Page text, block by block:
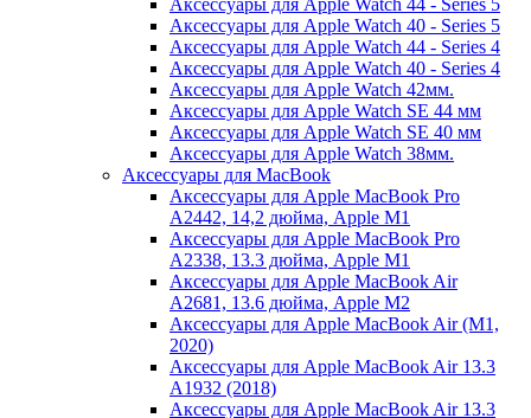
Аксессуары для Apple Watch 40 - Series 5
Аксессуары для Apple Watch 44 - Series 4
Аксессуары для Apple Watch 40 - Series 4
Аксессуары для Apple Watch 42мм.
Аксессуары для Apple Watch SE 44 мм
Аксессуары для Apple Watch SE 40 мм
Аксессуары для Apple Watch 38мм.
Аксессуары для MacBook
Аксессуары для Apple MacBook Pro
A2442, 14,2 дюйма, Apple M1
Аксессуары для Apple MacBook Pro
A2338, 13.3 дюйма, Apple M1
Аксессуары для Apple MacBook Air
A2681, 13.6 дюйма, Apple M2
Аксессуары для Apple MacBook Air (M1,
2020)
Аксессуары для Apple MacBook Air 13.3
A1932 (2018)
Аксессуары для Apple MacBook Air 13.3